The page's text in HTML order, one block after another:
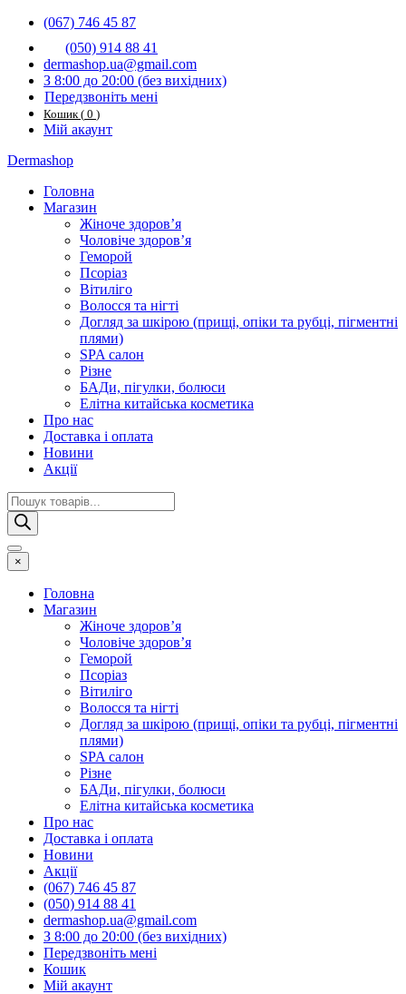
(067) 746 45 87
(050) 914 88 41
dermashop.ua@gmail.com
З 8:00 до 20:00 (без вихідниx)
Передзвоніть мені
Кошик( 0 )
Мій акаунт
Dermashop
Головна
Магазин
Жіноче здоров’я
Чоловіче здоров’я
Геморой
Псоріаз
Вітиліго
Волосся та нігті
Догляд за шкірою (прищі, опіки та рубці, пігментні
плями)
SPA салон
Різне
БАДи, пігулки, болюси
Елітна китайська косметика
Про нас
Доставка і оплата
Новини
Акції
Пошук
товарів
×
Головна
Магазин
Жіноче здоров’я
Чоловіче здоров’я
Геморой
Псоріаз
Вітиліго
Волосся та нігті
Догляд за шкірою (прищі, опіки та рубці, пігментні
плями)
SPA салон
Різне
БАДи, пігулки, болюси
Елітна китайська косметика
Про нас
Доставка і оплата
Новини
Акції
(067) 746 45 87
(050) 914 88 41
dermashop.ua@gmail.com
З 8:00 до 20:00 (без вихідних)
Передзвоніть мені
Кошик
Мій акаунт